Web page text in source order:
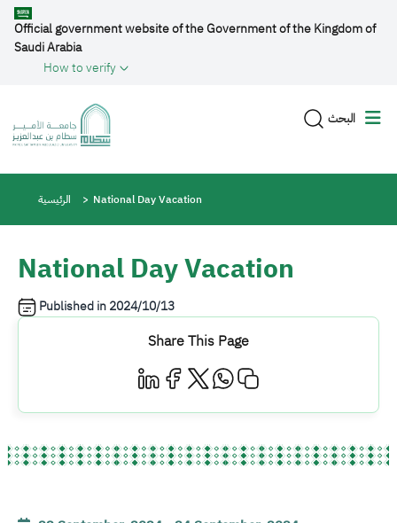
Skip to main content
Official government website of the Government of the Kingdom of
Saudi Arabia
How to verify
البحث
Breadcrumb
الرئيسية National Day Vacation
National Day Vacation
Published in2024/10/13
Share This Page